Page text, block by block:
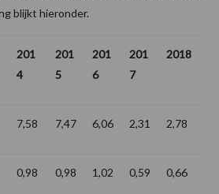
blijkt hieronder.
201
4
201
5
201
6
201
7
2018
7,58 7,47 6,06 2,31 2,78
0,98 0,98 1,02 0,59 0,66